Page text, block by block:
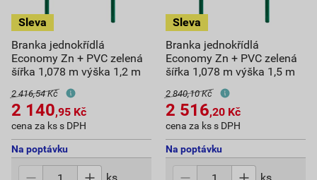
Branka jednokřídlá
Economy Zn + PVC zelená
šířka 1,078 m výška 1,2 m
2 416,54 Kč
2 140,95 Kč
cena za ks s DPH
Na poptávku
Branka jednokřídlá
Economy Zn + PVC zelená
šířka 1,078 m výška 1,5 m
2 840,10 Kč
2 516,20 Kč
cena za ks s DPH
Na poptávku